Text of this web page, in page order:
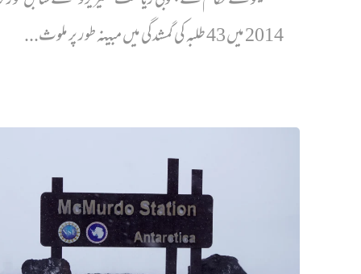
2014 میں 43 طلبہ کی گمشدگی میں مبینہ طور پر ملوث...